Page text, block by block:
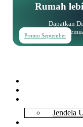
Rumah
Dapatkan
Promo September
Jendela